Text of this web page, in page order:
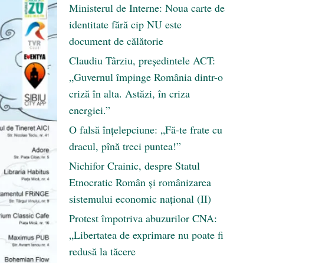
Ministerul de Interne: Noua carte de
identitate fără cip NU este
document de călătorie
Claudiu Târziu, președintele ACT:
„Guvernul împinge România dintr-o
criză în alta. Astăzi, în criza
energiei.”
O falsă înțelepciune: „Fă-te frate cu
dracul, pînă treci puntea!”
Nichifor Crainic, despre Statul
Etnocratic Român şi românizarea
sistemului economic naţional (II)
Protest împotriva abuzurilor CNA:
„Libertatea de exprimare nu poate fi
redusă la tăcere